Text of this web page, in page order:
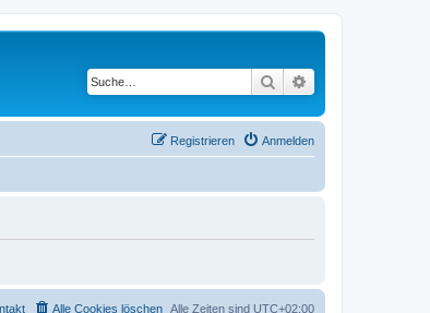
Suche
Anmelden
Registrieren
Alle Zeiten sind UTC+02:00
Alle Cookies löschen